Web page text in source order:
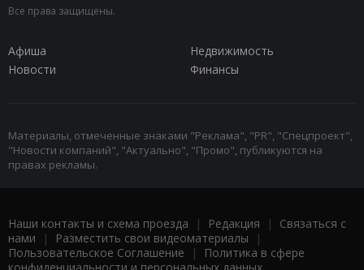
Все права защищены.
Афиша
Недвижимость
Новости
Финансы
Материалы, отмеченные знаками "Реклама", "PR", "Спецпроект",
"Новости компаний", "Актуально", "Промо", публикуются на
правах рекламы.
Наши контакты и схема проезда | Редакция | Связаться с
нами | Разместить свои видеоматериалы |
Пользовательское Соглашение |
Политика в сфере